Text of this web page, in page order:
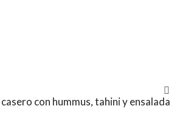
con hummus, tahini y ensalada